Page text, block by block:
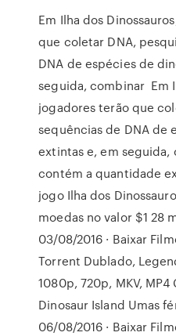
Em Ilha dos
que coletar DNA,
DNA de espécies de
seguida, combinar Em
jogadores terão que
sequências de DNA de
extintas e, em
contém a quantidade
jogo Ilha dos
moedas no valor $1 28
03/08/2016 · Baixar
Torrent Dublado,
1080p, 720p, MKV,
Dinosaur Island Umas
06/08/2016 · Baixar